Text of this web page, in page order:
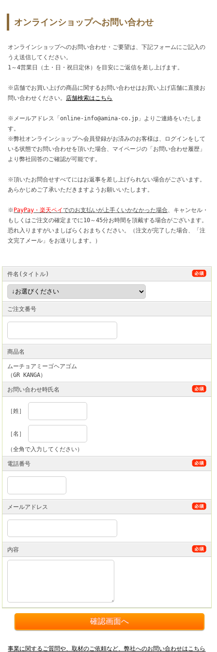
オンラインショップへお問い合わせ
オンラインショップへのお問い合わせ・ご要望は、下記フォームにご記入の
うえ送信してください。
1～4営業日（土・日・祝日定休）を目安にご返信を差し上げます。
※店舗でお買い上げの商品に関するお問い合わせはお買い上げ店舗に直接お
問い合わせください。 店舗検索はこちら
※メールアドレス「online-info@amina-co.jp」よりご連絡をいたしま
す。
※弊社オンラインショップへ会員登録がお済みのお客様は、ログインをして
いる状態でお問い合わせを頂いた場合、マイページの「お問い合わせ履歴」
より弊社回答のご確認が可能です。
※頂いたお問合せすべてにはお返事を差し上げられない場合がございます。
あらかじめご了承いただきますようお願いいたします。
※ PayPay・楽天ペイでのお支払いが上手くいかなかった場合、キャンセル・
もしくはご注文の確定までに10～45分お時間を頂戴する場合がございます。
恐れ入りますがいましばらくおまちください。（注文が完了した場合、「注
文完了メール」をお送りします。）
件名(タイトル)
ご注文番号
商品名
ムーチョアミーゴヘアゴム
（GR KANGA）
お問い合わせ時氏名
［姓］
［名］
（全角で入力してください）
電話番号
メールアドレス
内容
事業に関するご質問や、取材のご依頼など、弊社へのお問い合わせはこちら